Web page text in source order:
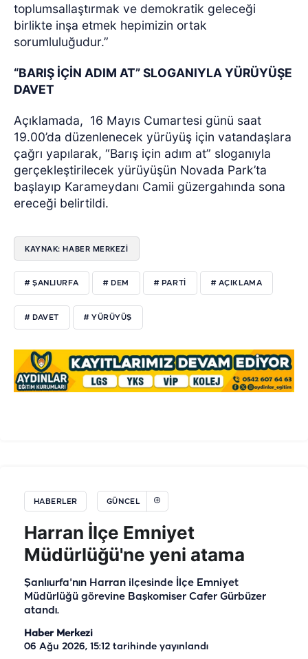
toplumsallaştırmak ve demokratik geleceği
birlikte inşa etmek hepimizin ortak
sorumluluğudur.”
“BARIŞ İÇİN ADIM AT” SLOGANIYLA YÜRÜYÜŞE
DAVET
Açıklamada, 16 Mayıs Cumartesi günü saat
19.00’da düzenlenecek yürüyüş için vatandaşlara
çağrı yapılarak, “Barış için adım at” sloganıyla
gerçekleştirilecek yürüyüşün Novada Park’ta
başlayıp Karameydanı Camii güzergahında sona
ereceği belirtildi.
KAYNAK: HABER MERKEZİ
# ŞANLIURFA # DEM # PARTİ # AÇIKLAMA
# DAVET # YÜRÜYÜŞ
HABERLER GÜNCEL
Harran İlçe Emniyet
Müdürlüğü'ne yeni atama
Şanlıurfa'nın Harran ilçesinde İlçe Emniyet
Müdürlüğü görevine Başkomiser Cafer Gürbüzer
atandı.
Haber Merkezi
06 Ağu 2026, 15:12 tarihinde yayınlandı